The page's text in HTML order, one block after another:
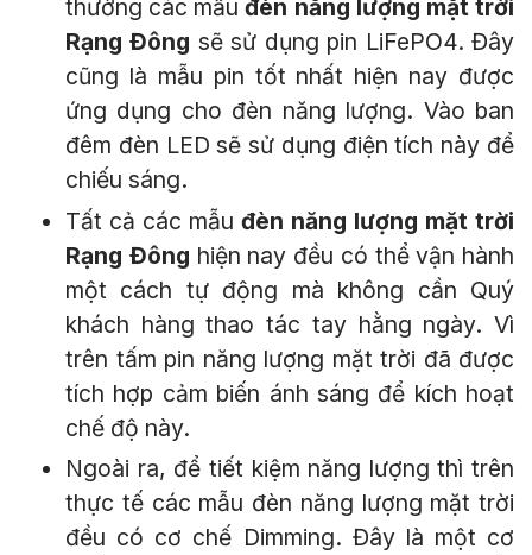
thường các mẫuđèn năng lượng mặt trời
Rạng Đông sẽ sử dụng pin LiFePO4. Đây
cũng là mẫu pin tốt nhất hiện nay được
ứng dụng cho đèn năng lượng. Vào ban
đêm đèn LED sẽ sử dụng điện tích này để
chiếu sáng.
Tất cả các mẫu đèn năng lượng mặt trời
Rạng Đông hiện nay đều có thể vận hành
một cách tự động mà không cần Quý
khách hàng thao tác tay hằng ngày. Vì
trên tấm pin năng lượng mặt trời đã được
tích hợp cảm biến ánh sáng để kích hoạt
chế độ này.
Ngoài ra, để tiết kiệm năng lượng thì trên
thực tế các mẫu đèn năng lượng mặt trời
đều có cơ chế Dimming. Đây là một cơ